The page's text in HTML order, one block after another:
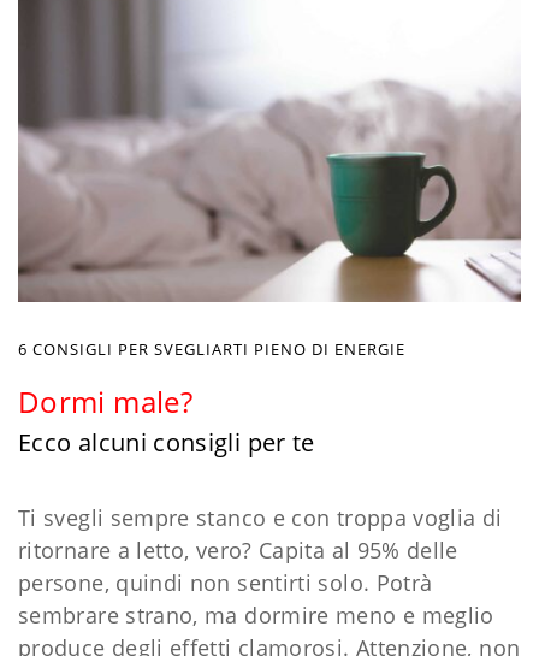
6 CONSIGLI PER SVEGLIARTI PIENO DI ENERGIE
Dormi male?
Ecco alcuni consigli per te
Ti svegli sempre stanco e con troppa voglia di
ritornare a letto, vero? Capita al 95% delle
persone, quindi non sentirti solo. Potrà
sembrare strano, ma dormire meno e meglio
produce degli effetti clamorosi. Attenzione, non